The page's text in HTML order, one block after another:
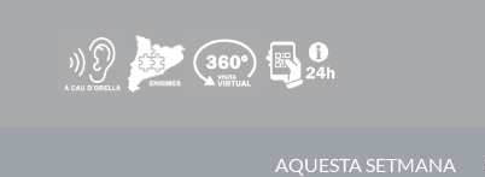
AQUESTA SETMANA